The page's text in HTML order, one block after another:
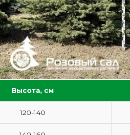
Высота, см
120-140